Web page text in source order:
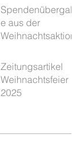
Spendenübergab
e aus der
Weihnachtsaktion
Zeitungsartikel
Weihnachtsfeier
2025